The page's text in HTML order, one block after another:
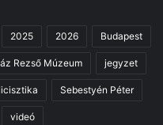
2025 2026 Budapest
Rezső Múzeum jegyzet
Sebestyén Péter
videó